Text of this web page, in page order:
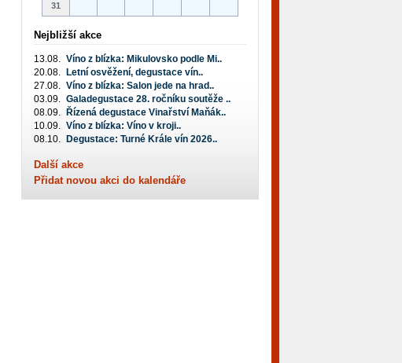
31
Nejbližší akce
13.08. Víno z blízka: Mikulovsko podle Mi..
20.08.
Letní osvěžení, degustace vín..
27.08. Víno z blízka: Salon jede na hrad..
03.09. Galadegustace 28. ročníku soutěže ..
08.09.
Řízená degustace Vinařství Maňák..
10.09. Víno z blízka: Víno v kroji..
08.10.
Degustace: Turné Krále vín 2026..
Další akce
Přidat novou akci do kalendáře